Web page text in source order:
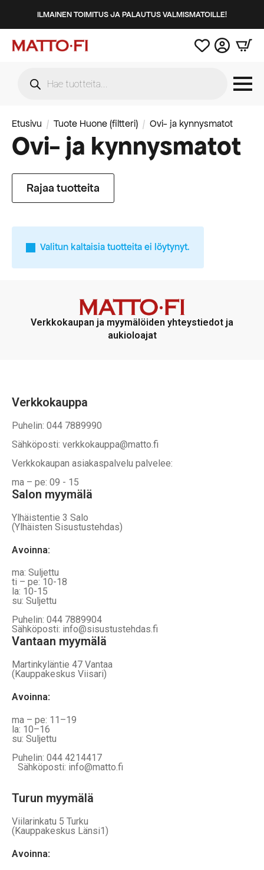
ILMAINEN TOIMITUS JA PALAUTUS VALMISMATOILLE!
search
Etusivu Tuote Huone (filtteri) Ovi- ja kynnysmatot
Ovi- ja kynnysmatot
Rajaa tuotteita
Valitun kaltaisia tuotteita ei löytynyt.
Verkkokaupan ja myymälöiden yhteystiedot ja
aukioloajat
Verkkokauppa
Puhelin: 044 7889990
Sähköposti: verkkokauppa@matto.fi
Verkkokaupan asiakaspalvelu palvelee:
ma – pe: 09 - 15
Salon myymälä
Ylhäistentie 3 Salo
(Ylhäisten Sisustustehdas)
Avoinna:
ma: Suljettu
ti – pe: 10-18
la: 10-15
su: Suljettu
Puhelin: 044 7889904
Sähköposti: info@sisustustehdas.fi
Vantaan myymälä
Martinkyläntie 47 Vantaa
(Kauppakeskus Viisari)
Avoinna:
ma – pe: 11–19
la: 10–16
su: Suljettu
Puhelin: 044 4214417
Sähköposti: info@matto.fi
Turun myymälä
Viilarinkatu 5 Turku
(Kauppakeskus Länsi1)
Avoinna: